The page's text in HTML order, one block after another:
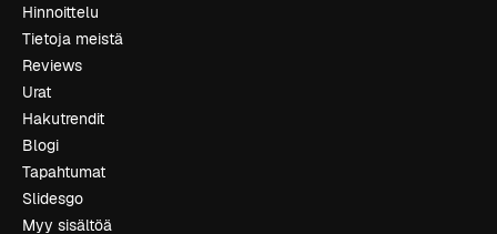
Hinnoittelu
Tietoja meistä
Reviews
Urat
Hakutrendit
Blogi
Tapahtumat
Slidesgo
Myy sisältöä